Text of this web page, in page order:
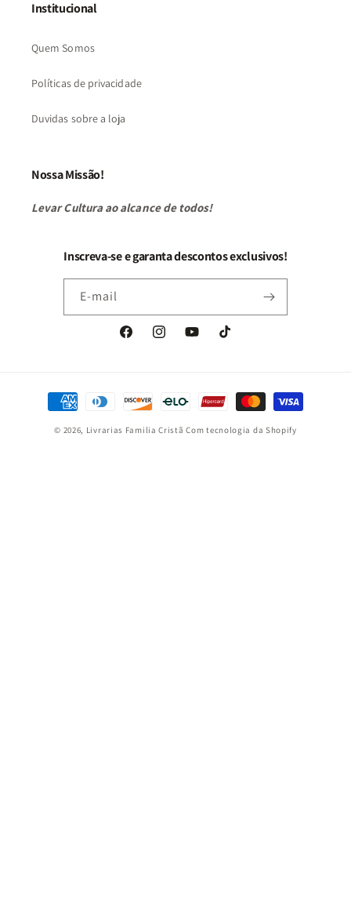
Institucional
Quem Somos
Políticas de privacidade
Duvidas sobre a loja
Nossa Missão!
Levar Cultura ao alcance de todos!
Inscreva-se e garanta descontos exclusivos!
E-mail
FacebookInstagramYouTubeTikTok
Formas
de
pagamento
© 2026, Livrarias Familia Cristã Com tecnologia da Shopify